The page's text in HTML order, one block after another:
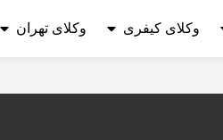
وکلای کیفری وکلای تهران